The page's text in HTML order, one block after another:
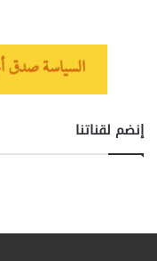
إنضم لقناتنا